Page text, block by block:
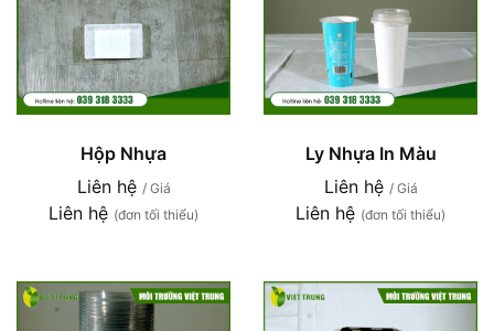
Hộp Nhựa
Liên hệ / Giá
Liên hệ (đơn tối thiểu)
Ly Nhựa In Màu
Liên hệ / Giá
Liên hệ (đơn tối thiểu)